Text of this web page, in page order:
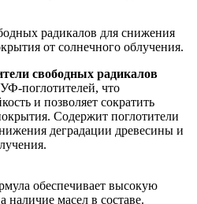
радикалов для снижения
от солнечного облучения.
свободных радикалов
поглотителей, что
и позволяет сократить
Содержит поглотители
деградации древесины и
обеспечивает высокую
наличие масел в составе.